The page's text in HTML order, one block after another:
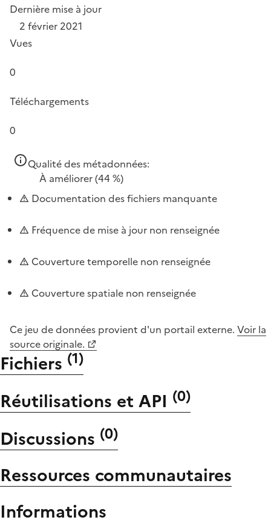
Dernière mise à jour
2 février 2021
Vues
0
Téléchargements
0
Qualité des métadonnées:
À améliorer(44 %)
Documentation des fichiers manquante
Fréquence de mise à jour non renseignée
Couverture temporelle non renseignée
Couverture spatiale non renseignée
Ce jeu de données provient d'un portail externe. Voir la
source originale.
Fichiers (1)
Réutilisations et API (0)
Discussions (0)
Ressources communautaires
Informations